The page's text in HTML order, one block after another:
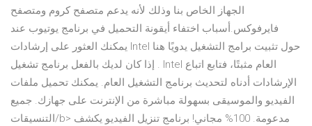
الجهاز الخاص بنا وذلك لأنه يدعم متصفح كروم ومتصفح
فايرفوكس.أسباب اختفاء أيقونة التحميل في برنامج يوتيوب عند
يمكنك العثور على إرشادات Intel حول تثبيت برامج التشغيل يدويًا هنا
. إذا كان لديك بالفعل برنامج تشغيل Intel العام مثبتًا، فتابع اتباع
الإرشادات أدناه لتحديث برنامج التشغيل العام. يمكنك تحميل ملفات
الفيديو والموسيقى بسهولة مباشرة من الإنترنت على جهازك. جميع
التنسيقات/b> مدعومة. 100% مجاني! برنامج تنزيل الفيديو يكشف